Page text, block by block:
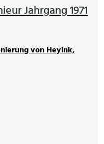
Jahrgang 1971
von Heyink,